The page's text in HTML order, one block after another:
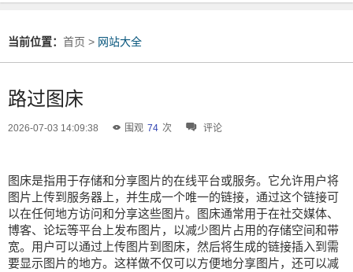
当前位置： 首页 > 网站大全
路过图床
2026-07-03 14:09:38 围观 74 次 评论
图床是指用于存储和分享图片的在线平台或服务。它允许用户将
图片上传到服务器上，并生成一个唯一的链接，通过这个链接可
以在任何地方访问和分享这些图片。图床通常用于在社交媒体、
博客、论坛等平台上发布图片，以减少图片占用的存储空间和带
宽。用户可以通过上传图片到图床，然后将生成的链接插入到需
要显示图片的地方。这样做不仅可以方便地分享图片，还可以减